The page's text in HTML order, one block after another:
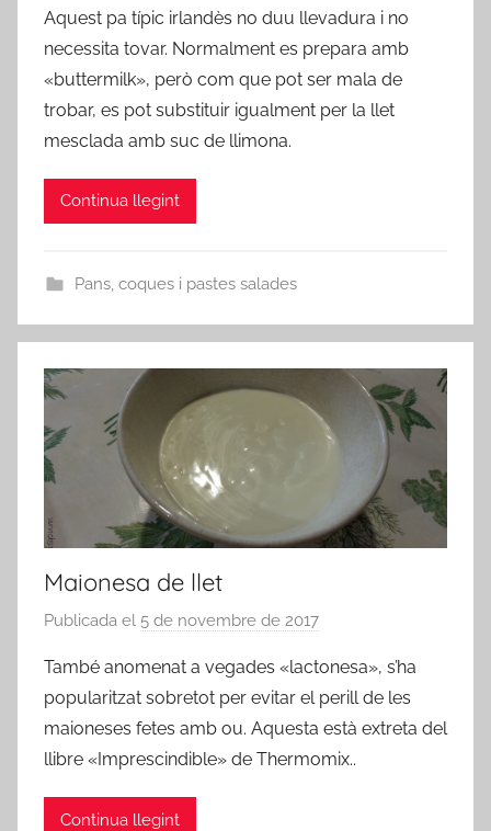
r
a
d
m
Aquest pa típic irlandès no duu llevadura i no
necessita tovar. Normalment es prepara amb
«buttermilk», però com que pot ser mala de
trobar, es pot substituir igualment per la llet
mesclada amb suc de llimona.
Continua llegint
Pans, coques i pastes salades
Maionesa de llet
Publicada el 5 de novembre de 2017
r
a
d
m
També anomenat a vegades «lactonesa», s’ha
popularitzat sobretot per evitar el perill de les
maioneses fetes amb ou. Aquesta està extreta del
llibre «Imprescindible» de Thermomix..
Continua llegint